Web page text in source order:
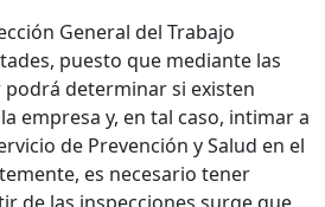
General del Trabajo
puesto que mediante las
determinar si existen
empresa y, en tal caso, intimar a
de Prevención y Salud en el
es necesario tener